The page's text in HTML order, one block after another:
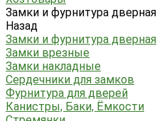
Замки и фурнитура дверная
Назад
Замки и фурнитура дверная
Замки врезные
Замки накладные
Сердечники для замков
Фурнитура для дверей
Канистры, Баки, Ёмкости